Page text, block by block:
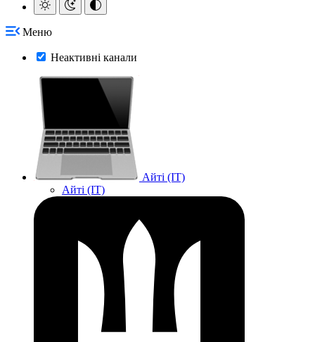
Меню
Неактивні канали
Айті (IT)
Айті (IT)